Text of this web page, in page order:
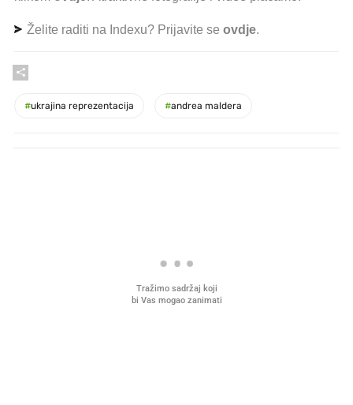
Želite raditi na Indexu? Prijavite se ovdje.
#ukrajina reprezentacija #andrea maldera